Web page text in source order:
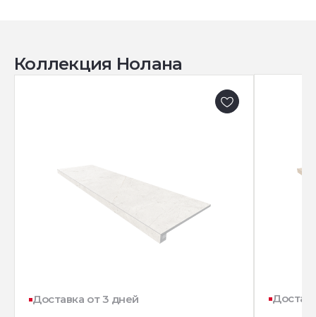
Коллекция Нолана
Доставка от 3 дней